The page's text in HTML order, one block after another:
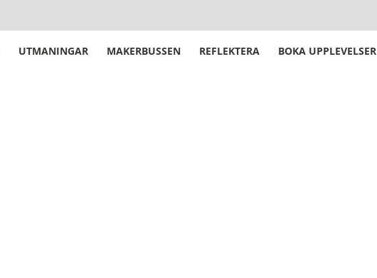
UTMANINGAR MAKERBUSSEN REFLEKTERA BOKA UPPLEVELSER